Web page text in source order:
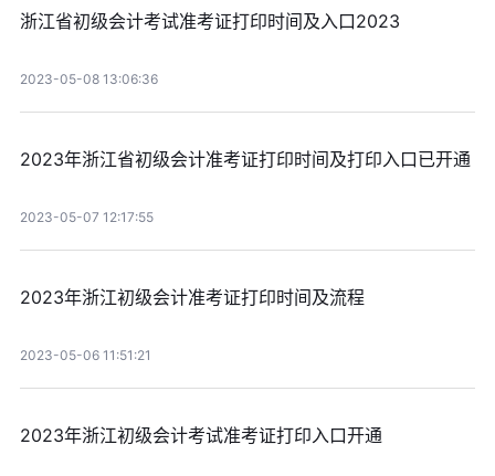
浙江省初级会计考试准考证打印时间及入口2023
2023-05-08 13:06:36
2023年浙江省初级会计准考证打印时间及打印入口已开通
2023-05-07 12:17:55
2023年浙江初级会计准考证打印时间及流程
2023-05-06 11:51:21
2023年浙江初级会计考试准考证打印入口开通